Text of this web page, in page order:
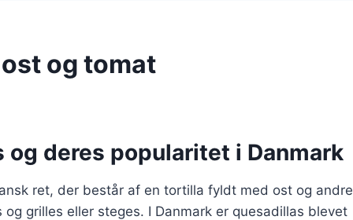
og tomat
og deres popularitet i Danmark
ret, der består af en tortilla fyldt med ost og andre
grilles eller steges. I Danmark er quesadillas blevet